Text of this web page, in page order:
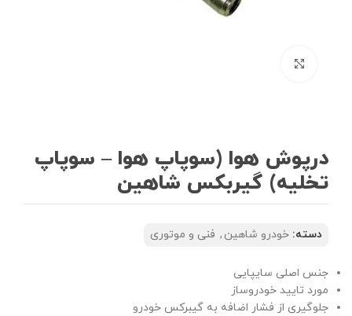
درپوش هوا (سوپاپ هوا – سوپاپ
تخلیه) گیربکس شاهین
دسته: خودرو شاهین , فنی و موتوری
جنس اصلی سایپایی
مورد تایید خودروساز
جلوگیری از فشار اضافه به گیبرکس خودرو